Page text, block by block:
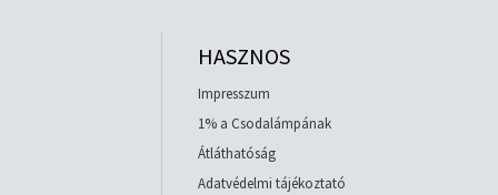
HASZNOS
Impresszum
1% a Csodalámpának
Átláthatóság
Adatvédelmi tájékoztató